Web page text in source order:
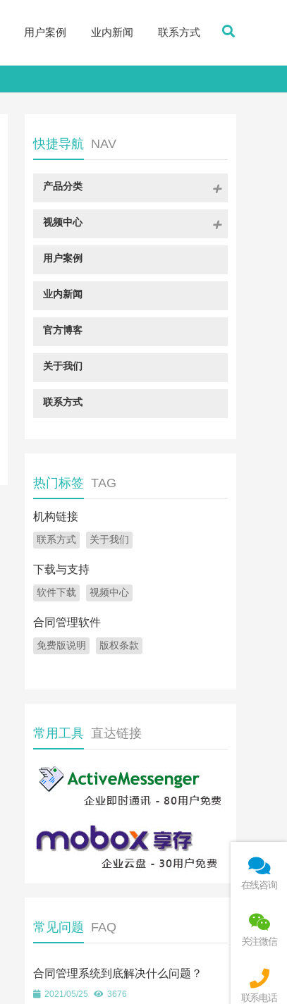
用户案例 业内新闻 联系方式
快捷导航 NAV
产品分类
视频中心
用户案例
业内新闻
官方博客
关于我们
联系方式
热门标签 TAG
机构链接
联系方式 关于我们
下载与支持
软件下载 视频中心
合同管理软件
免费版说明 版权条款
常用工具 直达链接
常见问题 FAQ
合同管理系统到底解决什么问题？
2021/05/25 3676
在线咨询
关注微信
联系电话